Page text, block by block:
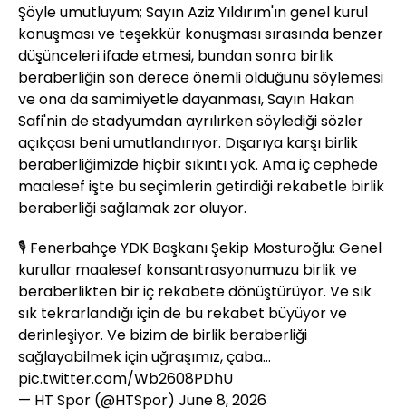
Şöyle umutluyum; Sayın Aziz Yıldırım'ın genel kurul
konuşması ve teşekkür konuşması sırasında benzer
düşünceleri ifade etmesi, bundan sonra birlik
beraberliğin son derece önemli olduğunu söylemesi
ve ona da samimiyetle dayanması, Sayın Hakan
Safi'nin de stadyumdan ayrılırken söylediği sözler
açıkçası beni umutlandırıyor. Dışarıya karşı birlik
beraberliğimizde hiçbir sıkıntı yok. Ama iç cephede
maalesef işte bu seçimlerin getirdiği rekabetle birlik
beraberliği sağlamak zor oluyor.
🎙️ Fenerbahçe YDK Başkanı Şekip Mosturoğlu: Genel
kurullar maalesef konsantrasyonumuzu birlik ve
beraberlikten bir iç rekabete dönüştürüyor. Ve sık
sık tekrarlandığı için de bu rekabet büyüyor ve
derinleşiyor. Ve bizim de birlik beraberliği
sağlayabilmek için uğraşımız, çaba…
pic.twitter.com/Wb2608PDhU
— HT Spor (@HTSpor) June 8, 2026